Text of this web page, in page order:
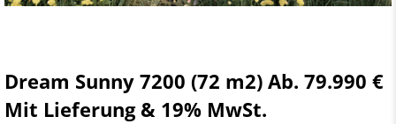
Dream Sunny 7200 (72 m2) Ab. 79.990 €
Mit Lieferung & 19% MwSt.